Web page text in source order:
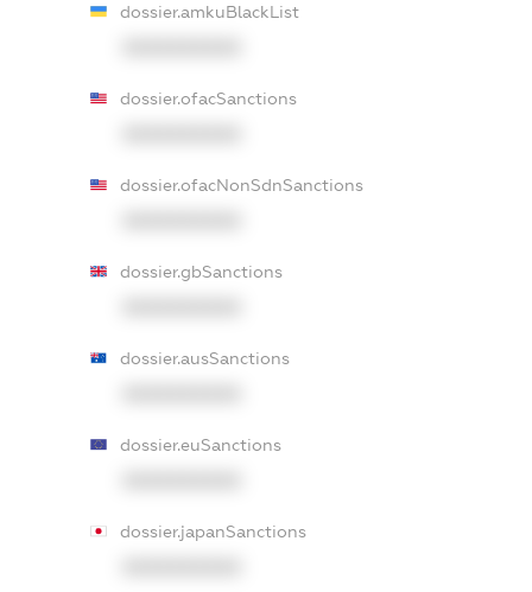
dossier.amkuBlackList
dossier.ofacSanctions
dossier.ofacNonSdnSanctions
dossier.gbSanctions
dossier.ausSanctions
dossier.euSanctions
dossier.japanSanctions